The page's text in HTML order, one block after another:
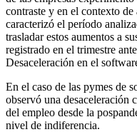
contraste y en el contexto
caracterizó el período
trasladar estos aumentos a
registrado en el trimestre
Desaceleración en el
En el caso de las pymes de
observó una desaceleración
del empleo desde la
nivel de indiferencia.